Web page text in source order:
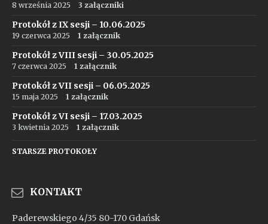
8 września 2025 3 załączniki
Protokół z IX sesji – 10.06.2025
19 czerwca 2025 1 załącznik
Protokół z VIII sesji – 30.05.2025
7 czerwca 2025 1 załącznik
Protokół z VII sesji – 06.05.2025
15 maja 2025 1 załącznik
Protokół z VI sesji – 17.03.2025
3 kwietnia 2025 1 załącznik
STARSZE PROTOKOŁY
KONTAKT
Paderewskiego 4/35 80-170 Gdańsk